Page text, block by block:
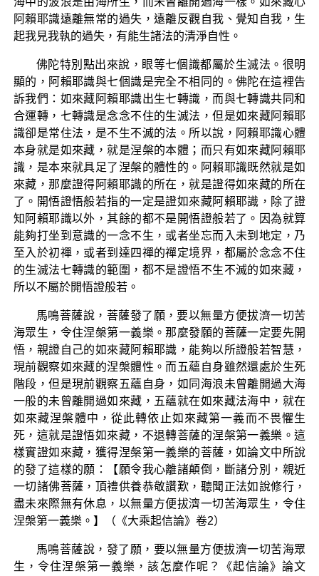
阿賴耶識遠離無常的過失，遠離反觀自我、覺知自我，生
起我見我執的過失，有能生諸法的清淨自性。
佛陀特別點出來說，眼等七個識都屬於生滅法。很明
顯的，阿賴耶識與七個識是完全不相同的。佛陀在這裡告
訴我們：如來藏阿賴耶識出生七轉識，而與七轉識共同和
合運轉，七轉識是念念不住的生滅法，但是如來藏阿賴耶
識卻是常住法，是不生不滅的法。所以說，阿賴耶識心體
本身就是如來藏，就是涅槃的本體；而只有如來藏阿賴耶
識，是本來就具足了涅槃的體性的。阿賴耶識既然就是如
來藏，那麼證得阿賴耶識的所在，就是證得如來藏的所在
了。開悟證悟般若指的一定是證如來藏阿賴耶識，除了證
知阿賴耶識以外，其餘的都不是開悟證般若了。因為就算
能夠打坐到意識的一念不生，或者坐忘而入未到地定，乃
至入於初禪，或者到達四禪的禪定境界，都屬於念念不住
的生滅法七轉識的範圍，都不是證悟不生不滅的如來藏，
所以不屬於開悟證般若。
馬鳴菩薩說，菩薩發了願，要以無量方便拔濟一切苦
海眾生，令住涅槃第一義樂。那麼發願的菩薩一定要先開
悟，親證自己的如來藏阿賴耶識，能夠以所證般若智慧，
現前觀察如來藏的涅槃體性。而五蘊自身雖然還處於生死
階段，但是現前觀察五蘊自身，如同海浪未曾離開過大海
一般的未曾離開過如來藏，五蘊就在如來藏法海中，就在
如來藏涅槃體中，從此轉依止如來藏第一義而不畏懼生
死，這就是證悟如來藏，不退轉菩薩的涅槃第一義樂。這
樣實證如來藏，獲得涅槃第一義樂的菩薩，如論文中所說
的發了這樣的願：【願令我心離諸顛倒，斷諸分別，親近
一切諸佛菩薩，頂禮供養恭敬讚歎，聽聞正法如說修行，
盡未來際無有休息，以無量方便拔濟一切苦海眾生，令住
涅槃第一義樂。】（《大乘起信論》卷2）
馬鳴菩薩說，發了願，要以無量方便拔濟一切苦海眾
生，令住涅槃第一義樂，該怎麼作呢？《起信論》論文